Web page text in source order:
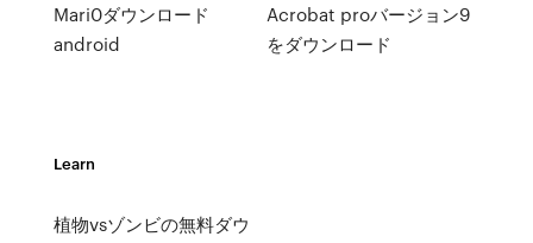
Mari0ダウンロード
android
Acrobat proバージョン9
をダウンロード
Learn
植物vsゾンビの無料ダウ